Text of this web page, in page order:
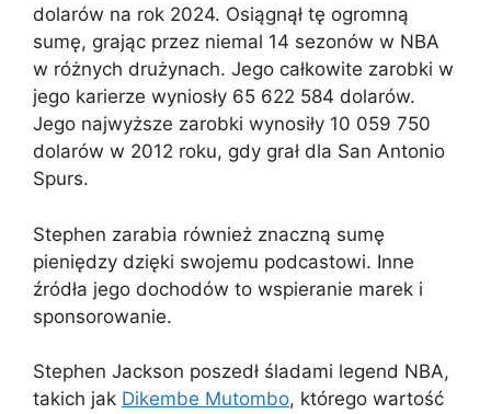
dolarów na rok 2024. Osiągnął tę ogromną
sumę, grając przez niemal 14 sezonów w NBA
w różnych drużynach. Jego całkowite zarobki w
jego karierze wyniosły 65 622 584 dolarów.
Jego najwyższe zarobki wynosiły 10 059 750
dolarów w 2012 roku, gdy grał dla San Antonio
Spurs.
Stephen zarabia również znaczną sumę
pieniędzy dzięki swojemu podcastowi. Inne
źródła jego dochodów to wspieranie marek i
sponsorowanie.
Stephen Jackson poszedł śladami legend NBA,
takich jak Dikembe Mutombo, którego wartość